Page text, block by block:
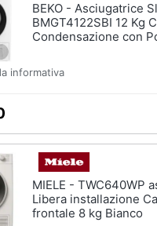
BEKO - Asciugatrice
BMGT4122SBI 12 Kg
Condensazione con
informativa
MIELE - TWC640WP
Libera installazione
frontale 8 kg Bianco